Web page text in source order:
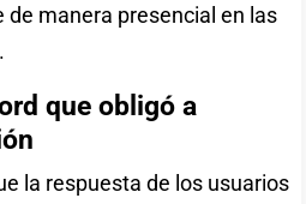
de manera presencial en las
que obligó a
la respuesta de los usuarios